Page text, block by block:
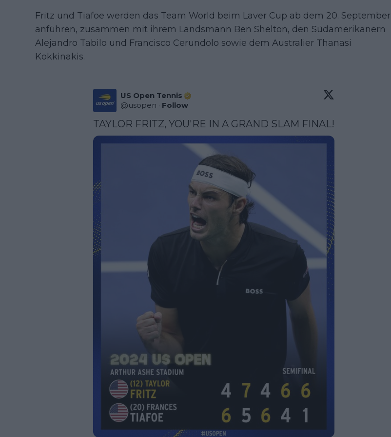
Fritz und Tiafoe werden das Team World beim Laver Cup ab dem 20. September
anführen, zusammen mit ihrem Landsmann Ben Shelton, den Südamerikanern
Alejandro Tabilo und Francisco Cerundolo sowie dem Australier Thanasi
Kokkinakis.
US Open Tennis
@usopen · Follow
TAYLOR FRITZ, YOU'RE IN A GRAND SLAM FINAL!